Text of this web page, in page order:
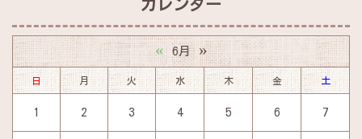
カレンダー
« 6月 »
日 月 火 水 木 金 土
1 2 3 4 5 6 7